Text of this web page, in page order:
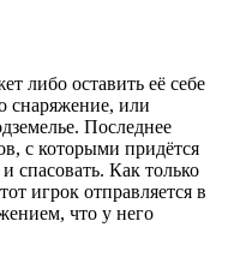
либо оставить её себе
снаряжение, или
Последнее
с которыми придётся
спасовать. Как только
игрок отправляется в
что у него